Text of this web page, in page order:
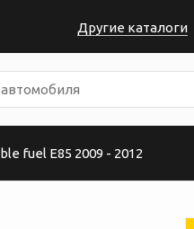
Другие каталоги
fuel E85 2009 - 2012